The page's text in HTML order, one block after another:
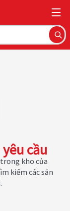
cầu
kho của
kiếm các sản